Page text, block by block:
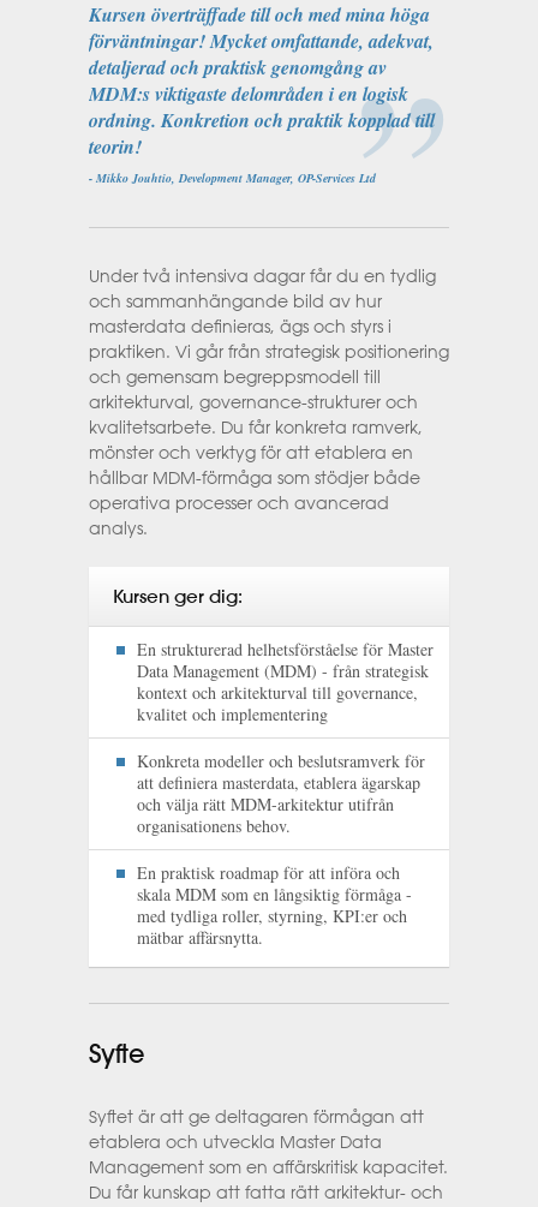
Kursen överträffade till och med mina höga
förväntningar! Mycket omfattande, adekvat,
detaljerad och praktisk genomgång av
MDM:s viktigaste delområden i en logisk
ordning. Konkretion och praktik kopplad till
teorin!
- Mikko Jouhtio, Development Manager, OP-Services Ltd
Under två intensiva dagar får du en tydlig
och sammanhängande bild av hur
masterdata definieras, ägs och styrs i
praktiken. Vi går från strategisk positionering
och gemensam begreppsmodell till
arkitekturval, governance-strukturer och
kvalitetsarbete. Du får konkreta ramverk,
mönster och verktyg för att etablera en
hållbar MDM-förmåga som stödjer både
operativa processer och avancerad
analys.
Kursen ger dig:
En strukturerad helhetsförståelse för Master
Data Management (MDM) - från strategisk
kontext och arkitekturval till governance,
kvalitet och implementering
Konkreta modeller och beslutsramverk för
att definiera masterdata, etablera ägarskap
och välja rätt MDM-arkitektur utifrån
organisationens behov.
En praktisk roadmap för att införa och
skala MDM som en långsiktig förmåga -
med tydliga roller, styrning, KPI:er och
mätbar affärsnytta.
Syfte
Syftet är att ge deltagaren förmågan att
etablera och utveckla Master Data
Management som en affärskritisk kapacitet.
Du får kunskap att fatta rätt arkitektur- och